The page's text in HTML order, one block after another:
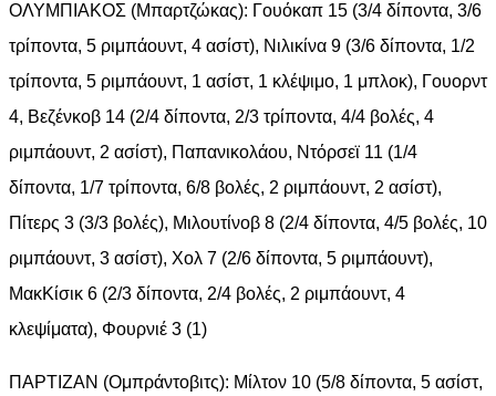
ΟΛΥΜΠΙΑΚΟΣ (Μπαρτζώκας): Γουόκαπ 15 (3/4 δίποντα, 3/6
τρίποντα, 5 ριμπάουντ, 4 ασίστ), Νιλικίνα 9 (3/6 δίποντα, 1/2
τρίποντα, 5 ριμπάουντ, 1 ασίστ, 1 κλέψιμο, 1 μπλοκ), Γουορντ
4, Βεζένκοβ 14 (2/4 δίποντα, 2/3 τρίποντα, 4/4 βολές, 4
ριμπάουντ, 2 ασίστ), Παπανικολάου, Ντόρσεϊ 11 (1/4
δίποντα, 1/7 τρίποντα, 6/8 βολές, 2 ριμπάουντ, 2 ασίστ),
Πίτερς 3 (3/3 βολές), Μιλουτίνοβ 8 (2/4 δίποντα, 4/5 βολές, 10
ριμπάουντ, 3 ασίστ), Χολ 7 (2/6 δίποντα, 5 ριμπάουντ),
ΜακΚίσικ 6 (2/3 δίποντα, 2/4 βολές, 2 ριμπάουντ, 4
κλεψίματα), Φουρνιέ 3 (1)
ΠΑΡΤΙΖΑΝ (Ομπράντοβιτς): Μίλτον 10 (5/8 δίποντα, 5 ασίστ,